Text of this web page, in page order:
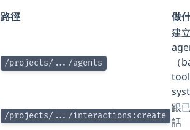
路徑 做
/projects/.../agents
建
（
/projects/.../interactions:create
跟
話